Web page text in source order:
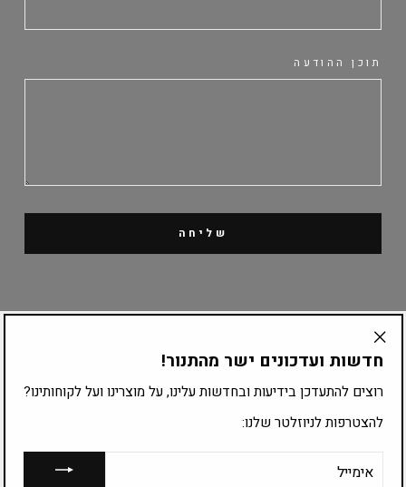
תוכן ההודעה
שליחה
קטלוג מוצרים
ציוד לפי עיסוק
חדשות ועדכונים ישר מהתנור!
רוצים להתעדכן בידיעות ובחדשות עלינו, על מוצרינו ועל לקוחותינו?
להצטרפות לניוזלטר שלנו:
אימייל
"Translation
he.general.accessibility.close_modal"